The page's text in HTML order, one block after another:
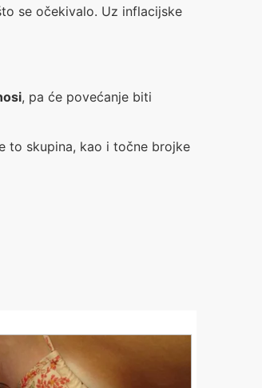
se očekivalo. Uz inflacijske
, pa će povećanje biti
to skupina, kao i točne brojke